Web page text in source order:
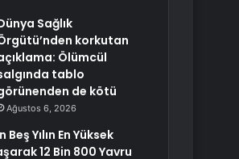
Sağlık
korkutan
Ölümcül
tablo
de kötü
Ağustos 6, 2026
Yılın En Yüksek
12 Bin 800 Yavru